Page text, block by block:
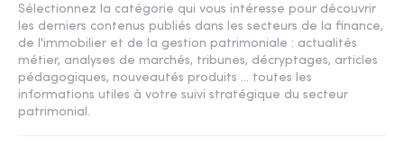
Sélectionnez la catégorie qui vous intéresse pour découvrir
les derniers contenus publiés dans les secteurs de la finance,
de l'immobilier et de la gestion patrimoniale : actualités
métier, analyses de marchés, tribunes, décryptages, articles
pédagogiques, nouveautés produits ... toutes les
informations utiles à votre suivi stratégique du secteur
patrimonial.